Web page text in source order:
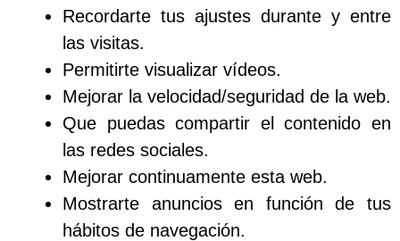
Recordarte tus ajustes durante y entre
las visitas.
Permitirte visualizar vídeos.
Mejorar la velocidad/seguridad de la web.
Que puedas compartir el contenido en
las redes sociales.
Mejorar continuamente esta web.
Mostrarte anuncios en función de tus
hábitos de navegación.